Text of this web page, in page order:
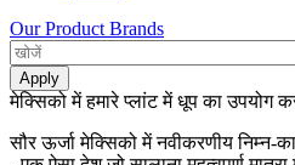
Our Product Brands
मेक्सिको में हमारे प्लांट में धूप का उपयोग
सौर ऊर्जा मेक्सिको में नवीकरणीय निम्न-